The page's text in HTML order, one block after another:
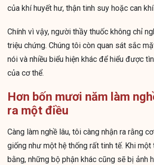
của khí huyết hư, thận tinh suy hoặc can
Chính vì vậy, người thầy thuốc không chỉ
triệu chứng. Chúng tôi còn quan sát sắc
nói và nhiều biểu hiện khác để hiểu được
của cơ thể.
Hơn bốn mươi năm làm
ra một điều
Càng làm nghề lâu, tôi càng nhận ra rằng
giống như một hệ thống rất tinh tế. Khi
bằng, những bộ phận khác cũng sẽ bị ảnh